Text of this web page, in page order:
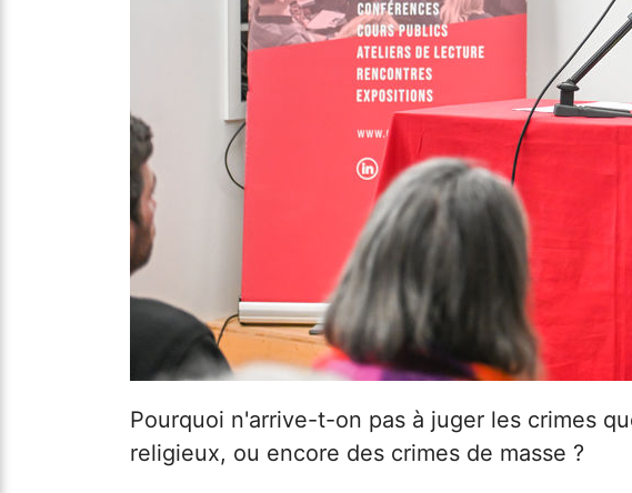
Pourquoi n'arrive-t-on pas à juger les crimes
religieux, ou encore des crimes de masse ?